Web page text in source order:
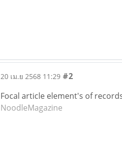
20 เม.ย 2568 11:29 #2
Focal article element's of
NoodleMagazine